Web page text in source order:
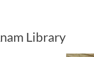
Library